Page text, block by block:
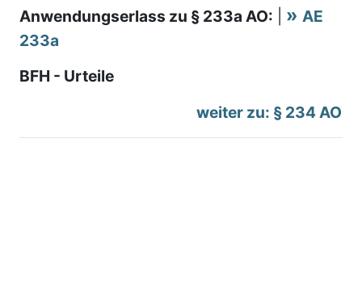
Anwendungserlass zu § 233a AO:
AE
233a
BFH - Urteile
weiter zu: § 234 AO